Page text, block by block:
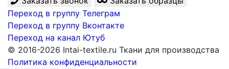
Переход в группу Телеграм
Переход в группу Вконтакте
Переход на канал Ютуб
© 2016-2026 Intai-textile.ru Ткани для производства
Политика конфиденциальности